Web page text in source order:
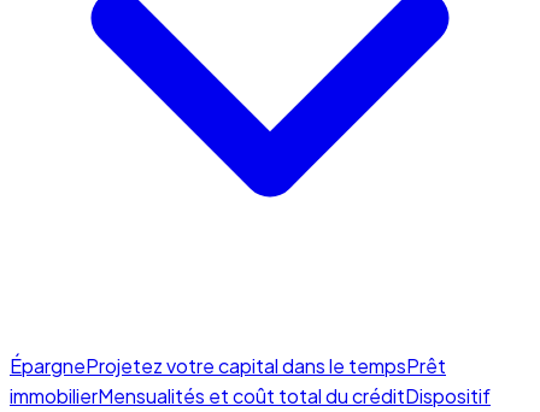
ÉpargneProjetez votre capital dans le tempsPrêt
immobilierMensualités et coût total du créditDispositif